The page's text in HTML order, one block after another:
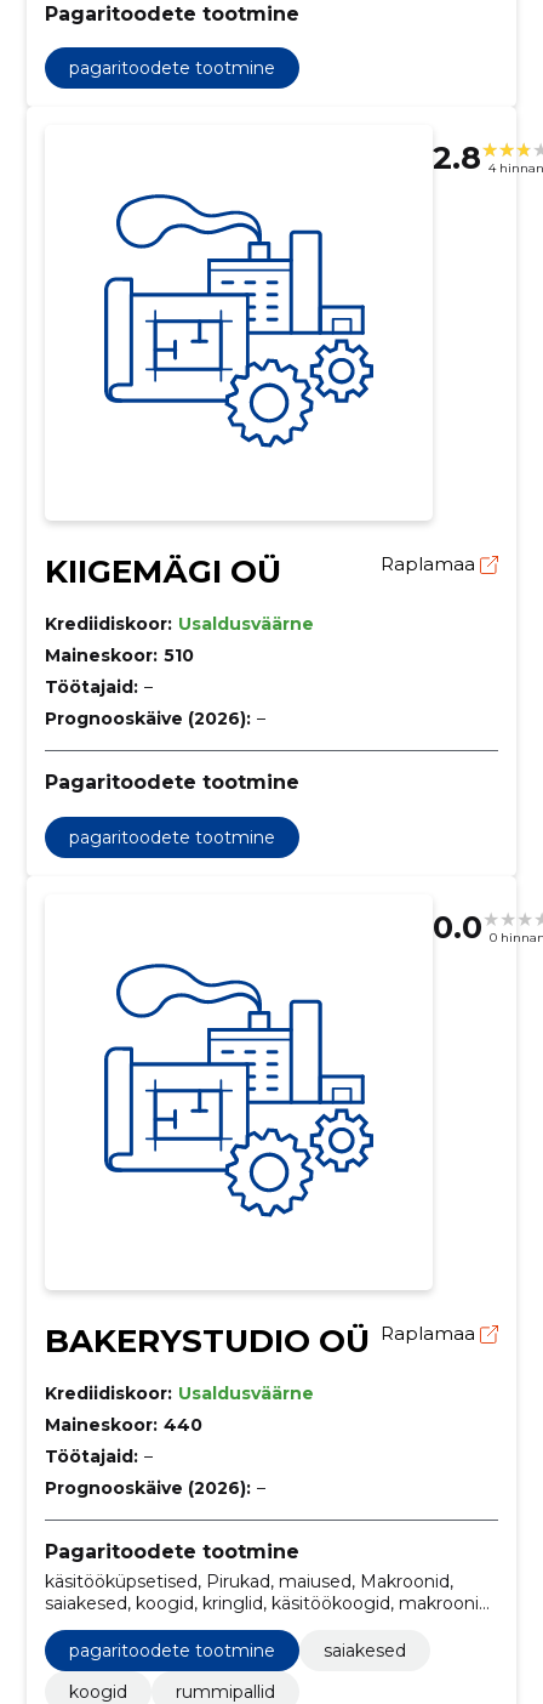
Pagaritoodete tootmine
pagaritoodete tootmine
2.8 4
KIIGEMÄGI OÜ Raplamaa
Krediidiskoor: Usaldusväärne
Maineskoor: 510
Töötajaid: –
Prognooskäive (2026): –
Pagaritoodete tootmine
pagaritoodete tootmine
0.0 0
BAKERYSTUDIO OÜ Raplamaa
Krediidiskoor: Usaldusväärne
Maineskoor: 440
Töötajaid: –
Prognooskäive (2026): –
Pagaritoodete tootmine
käsitööküpsetised, Pirukad, maiused, Makroonid,
saiakesed, koogid, kringlid, käsitöökoogid, makroonid,
vastlakuklid
pagaritoodete tootmine
saiakesed
koogid
rummipallid